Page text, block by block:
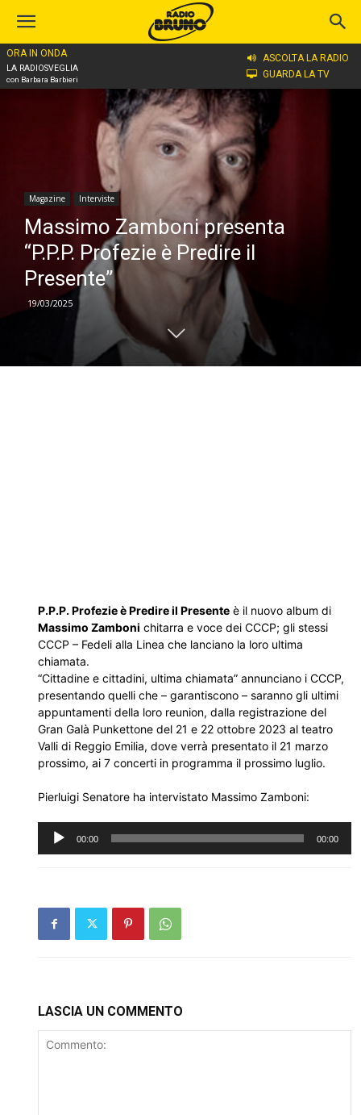
ORA IN ONDA
LA RADIOSVEGLIA
con Barbara Barbieri
ASCOLTA LA RADIO
GUARDA LA TV
Home
Magazine Interviste
Massimo Zamboni presenta
“P.P.P. Profezie è Predire il
Presente”
19/03/2025
P.P.P. Profezie è Predire il Presente è il nuovo album di
Massimo Zamboni chitarra e voce dei CCCP; gli stessi
CCCP – Fedeli alla Linea che lanciano la loro ultima
chiamata.
“Cittadine e cittadini, ultima chiamata” annunciano i CCCP,
presentando quelli che – garantiscono – saranno gli ultimi
appuntamenti della loro reunion, dalla registrazione del
Gran Galà Punkettone del 21 e 22 ottobre 2023 al teatro
Valli di Reggio Emilia, dove verrà presentato il 21 marzo
prossimo, ai 7 concerti in programma il prossimo luglio.
Pierluigi Senatore ha intervistato Massimo Zamboni:
Audio
Player
00:00 00:00
LASCIA UN COMMENTO